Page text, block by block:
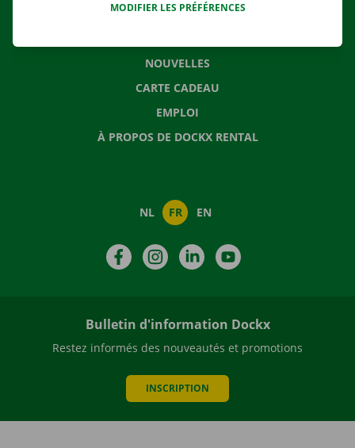
CONTACTEZ NOUS
NOUVELLES
CARTE CADEAU
EMPLOI
À PROPOS DE DOCKX RENTAL
NL FR EN
FacebookInstagramLinkedIn
Bulletin d'information Dockx
Restez informés des nouveautés et promotions
INSCRIPTION
MODIFIER LES PRÉFÉRENCES